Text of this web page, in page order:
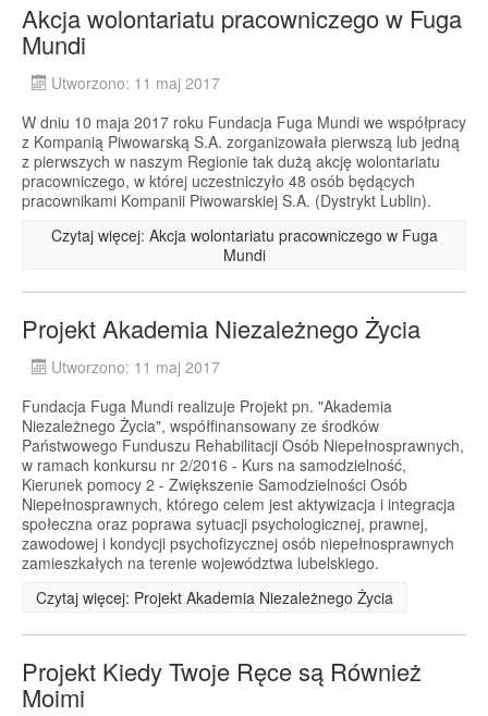
Akcja wolontariatu pracowniczego w Fuga
Mundi
Utworzono: 11 maj 2017
W dniu 10 maja 2017 roku Fundacja Fuga Mundi we współpracy
z Kompanią Piwowarską S.A. zorganizowała pierwszą lub jedną
z pierwszych w naszym Regionie tak dużą akcję wolontariatu
pracowniczego, w której uczestniczyło 48 osób będących
pracownikami Kompanii Piwowarskiej S.A. (Dystrykt Lublin).
Czytaj więcej: Akcja wolontariatu pracowniczego w Fuga
Mundi
Projekt Akademia Niezależnego Życia
Utworzono: 11 maj 2017
Fundacja Fuga Mundi realizuje Projekt pn. "Akademia
Niezależnego Życia", współfinansowany ze środków
Państwowego Funduszu Rehabilitacji Osób Niepełnosprawnych,
w ramach konkursu nr 2/2016 - Kurs na samodzielność,
Kierunek pomocy 2 - Zwiększenie Samodzielności Osób
Niepełnosprawnych, którego celem jest aktywizacja i integracja
społeczna oraz poprawa sytuacji psychologicznej, prawnej,
zawodowej i kondycji psychofizycznej osób niepełnosprawnych
zamieszkałych na terenie województwa lubelskiego.
Czytaj więcej: Projekt Akademia Niezależnego Życia
Projekt Kiedy Twoje Ręce są Również
Moimi